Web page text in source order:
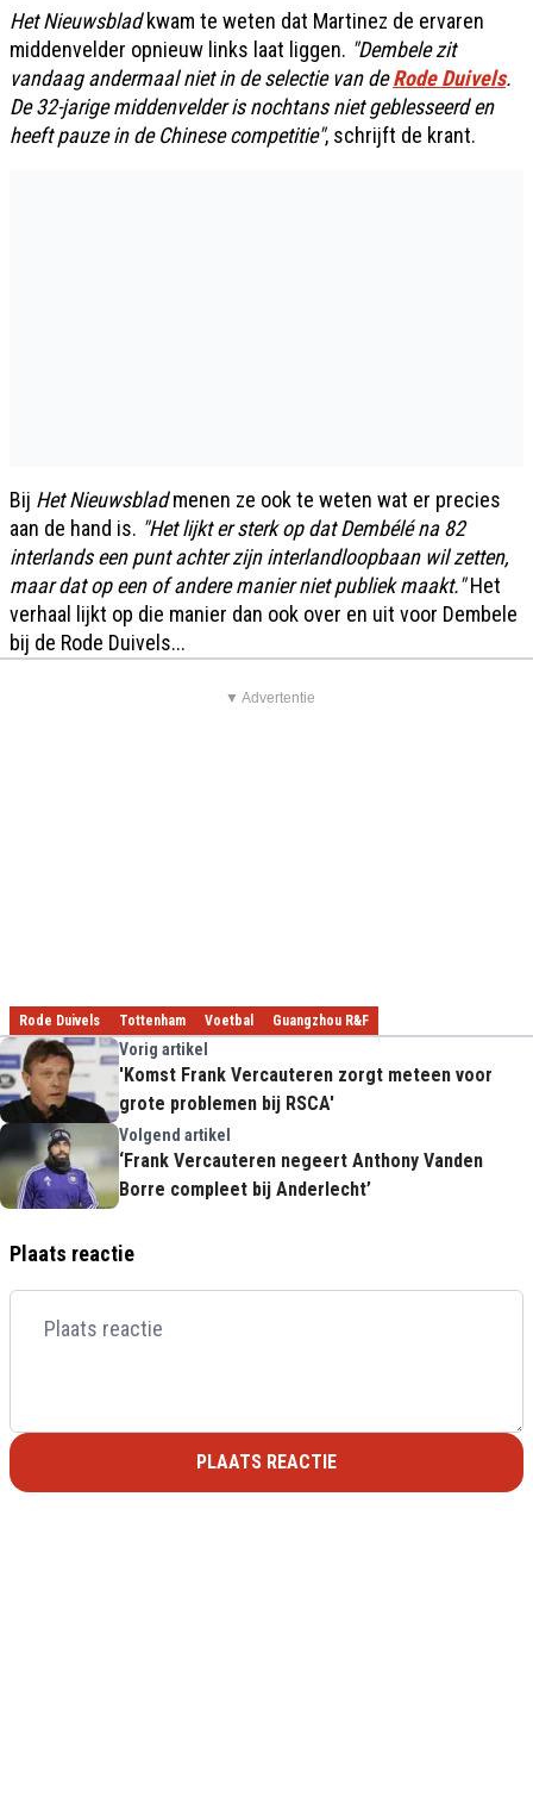
Het Nieuwsbladkwam te weten dat Martinez de ervaren
middenvelder opnieuw links laat liggen. "Dembele zit
vandaag andermaal niet in de selectie van deRode Duivels.
De 32-jarige middenvelder is nochtans niet geblesseerd en
heeft pauze in de Chinese competitie", schrijft de krant.
Bij Het Nieuwsbladmenen ze ook te weten wat er precies
aan de hand is. "Het lijkt er sterk op dat Dembélé na 82
interlands een punt achter zijn interlandloopbaan wil zetten,
maar dat op een of andere manier niet publiek maakt."Het
verhaal lijkt op die manier dan ook over en uit voor Dembele
bij de Rode Duivels...
▼ Advertentie
Rode Duivels Tottenham Voetbal Guangzhou R&F
Vorig artikel
'Komst Frank Vercauteren zorgt meteen voor
grote problemen bij RSCA'
Volgend artikel
‘Frank Vercauteren negeert Anthony Vanden
Borre compleet bij Anderlecht’
Plaats reactie
PLAATS REACTIE